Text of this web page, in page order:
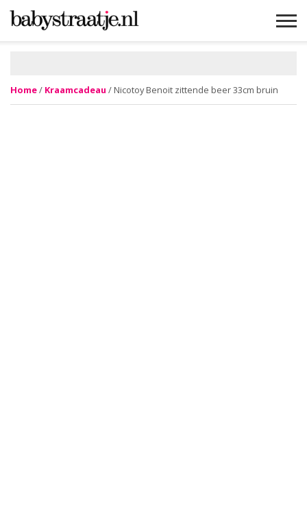
Home/ Kraamcadeau / Nicotoy Benoit zittende beer 33cm bruin